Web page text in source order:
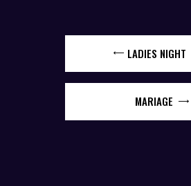
LADIES NIGHT
MARIAGE